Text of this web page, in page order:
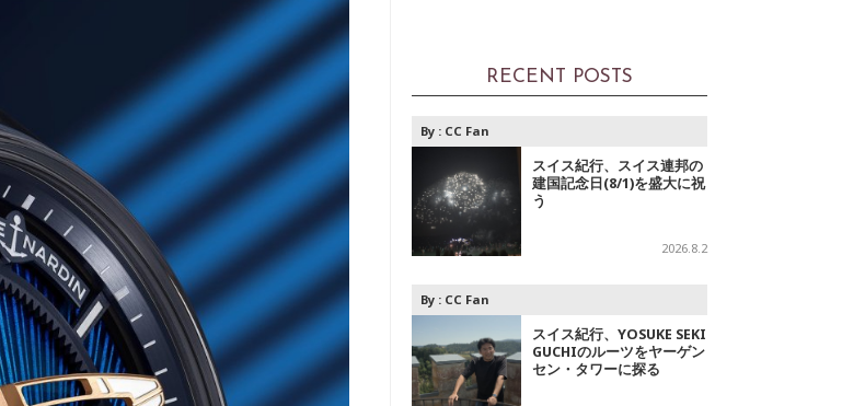
RECENT POSTS
By : CC Fan
スイス紀行、スイス連邦の
建国記念日(8/1)を盛大に祝
う
2026.8.2
By : CC Fan
スイス紀行、YOSUKE SEKI
GUCHIのルーツをヤーゲン
セン・タワーに探る